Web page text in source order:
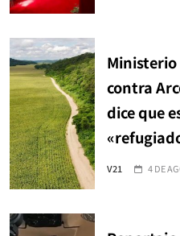
contra
dice que
V21 4 DE